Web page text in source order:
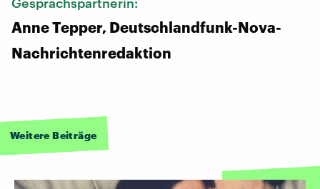
Anne Tepper, Deutschlandfunk-Nova-
Nachrichtenredaktion
Weitere Beiträge